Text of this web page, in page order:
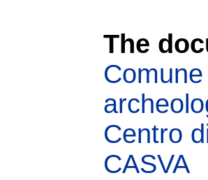
The
Centro
CASVA